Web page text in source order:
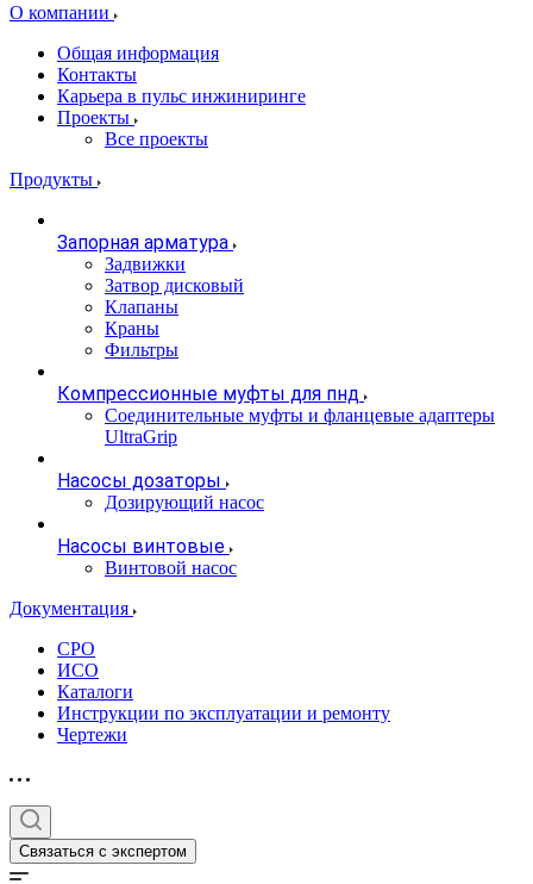
О компании
Общая информация
Контакты
Карьера в пульс инжиниринге
Проекты
Все проекты
Продукты
Запорная арматура
Задвижки
Затвор дисковый
Клапаны
Краны
Фильтры
Компрессионные муфты для пнд
Соединительные муфты и фланцевые адаптеры
UltraGrip
Насосы дозаторы
Дозирующий насос
Насосы винтовые
Винтовой насос
Документация
СРО
ИСО
Каталоги
Инструкции по эксплуатации и ремонту
Чертежи
Связаться с экспертом